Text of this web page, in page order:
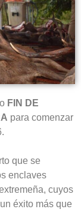
FIN DE
para comenzar
que se
enclaves
cuyos
éxito más que